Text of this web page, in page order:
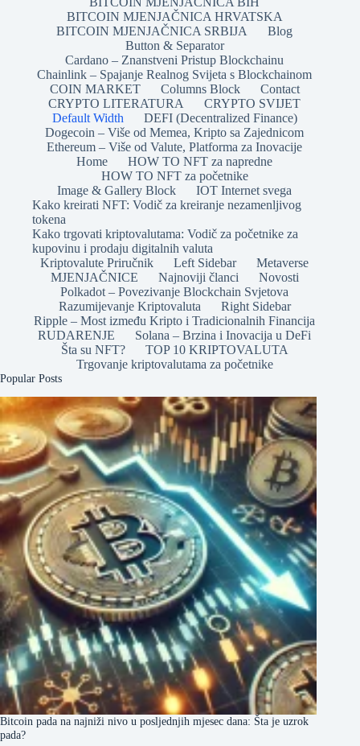
BITCOIN MJENJAČNICA HRVATSKA
BITCOIN MJENJAČNICA SRBIJA
Blog
Button & Separator
Cardano – Znanstveni Pristup Blockchainu
Chainlink – Spajanje Realnog Svijeta s Blockchainom
COIN MARKET
Columns Block
Contact
CRYPTO LITERATURA
CRYPTO SVIJET
Default Width
DEFI (Decentralized Finance)
Dogecoin – Više od Memea, Kripto sa Zajednicom
Ethereum – Više od Valute, Platforma za Inovacije
Home
HOW TO NFT za napredne
HOW TO NFT za početnike
Image & Gallery Block
IOT Internet svega
Kako kreirati NFT: Vodič za kreiranje nezamenljivog
tokena
Kako trgovati kriptovalutama: Vodič za početnike za
kupovinu i prodaju digitalnih valuta
Kriptovalute Priručnik
Left Sidebar
Metaverse
MJENJAČNICE
Najnoviji članci
Novosti
Polkadot – Povezivanje Blockchain Svjetova
Razumijevanje Kriptovaluta
Right Sidebar
Ripple – Most između Kripto i Tradicionalnih Financija
RUDARENJE
Solana – Brzina i Inovacija u DeFi
Šta su NFT?
TOP 10 KRIPTOVALUTA
Trgovanje kriptovalutama za početnike
Popular Posts
Bitcoin pada na najniži nivo u posljednjih mjesec dana: Šta je uzrok
pada?